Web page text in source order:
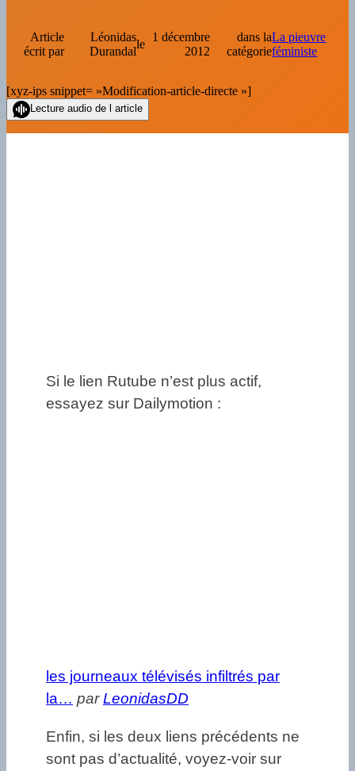
Article
écrit par
Léonidas
Durandal
le
1 décembre
2012
dans la
catégorie
La pieuvre
féministe
[xyz-ips snippet= »Modification-article-directe »]
Lecture audio de l article
Si le lien Rutube n’est plus actif,
essayez sur Dailymotion :
les journeaux télévisés infiltrés par
la… parLeonidasDD
Enfin, si les deux liens précédents ne
sont pas d’actualité, voyez-voir sur